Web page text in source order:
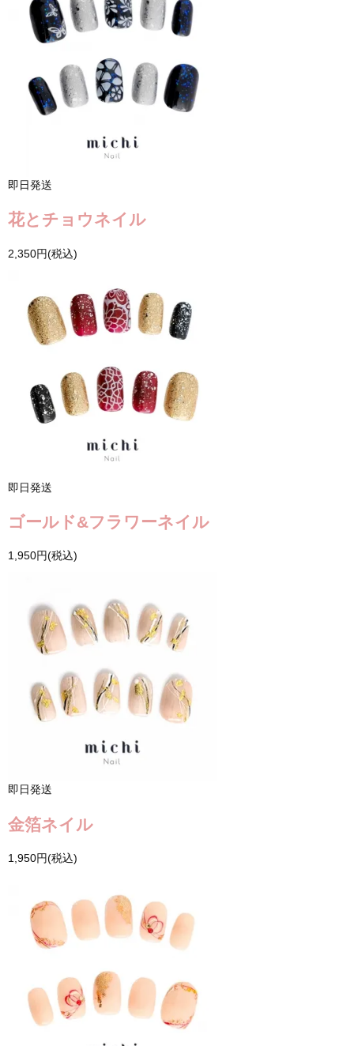
即日発送
花とチョウネイル
2,350円(税込)
即日発送
ゴールド&フラワーネイル
1,950円(税込)
即日発送
金箔ネイル
1,950円(税込)